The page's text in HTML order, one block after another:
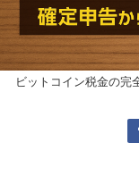
ビットコイン税金の完